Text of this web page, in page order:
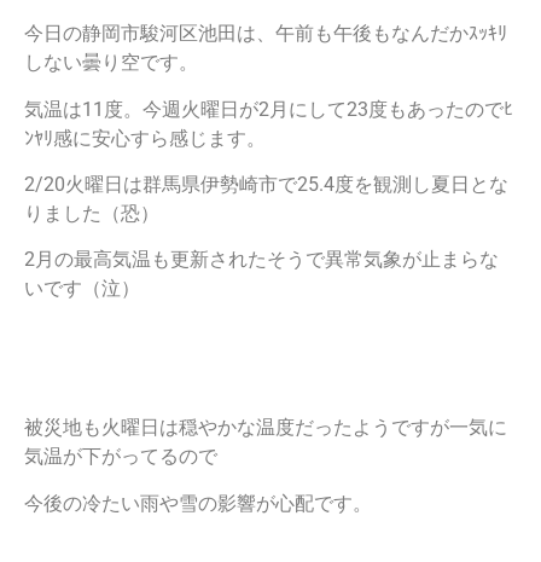
今日の静岡市駿河区池田は、午前も午後もなんだかｽｯｷﾘ
しない曇り空です。
気温は11度。今週火曜日が2月にして23度もあったのでﾋ
ﾝﾔﾘ感に安心すら感じます。
2/20火曜日は群馬県伊勢崎市で25.4度を観測し夏日とな
りました（恐）
2月の最高気温も更新されたそうで異常気象が止まらな
いです（泣）
被災地も火曜日は穏やかな温度だったようですが一気に
気温が下がってるので
今後の冷たい雨や雪の影響が心配です。